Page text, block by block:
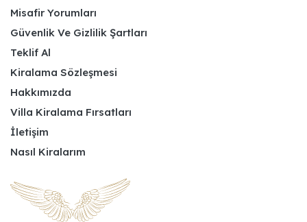
Misafir Yorumları
Güvenlik Ve Gizlilik Şartları
Teklif Al
Kiralama Sözleşmesi
Hakkımızda
Villa Kiralama Fırsatları
İletişim
Nasıl Kiralarım